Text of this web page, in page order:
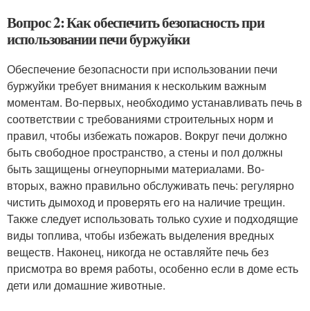
Вопрос 2: Как обеспечить безопасность при
использовании печи буржуйки
Обеспечение безопасности при использовании печи
буржуйки требует внимания к нескольким важным
моментам. Во-первых, необходимо устанавливать печь в
соответствии с требованиями строительных норм и
правил, чтобы избежать пожаров. Вокруг печи должно
быть свободное пространство, а стены и пол должны
быть защищены огнеупорными материалами. Во-
вторых, важно правильно обслуживать печь: регулярно
чистить дымоход и проверять его на наличие трещин.
Также следует использовать только сухие и подходящие
виды топлива, чтобы избежать выделения вредных
веществ. Наконец, никогда не оставляйте печь без
присмотра во время работы, особенно если в доме есть
дети или домашние животные.